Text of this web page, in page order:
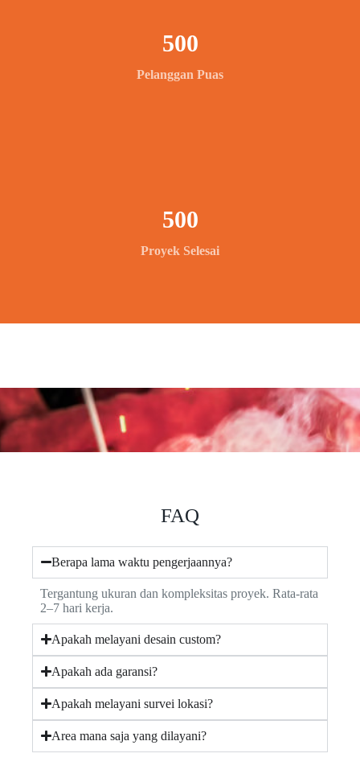
Pelanggan Puas
500
Proyek Selesai
500
FAQ
Berapa lama waktu pengerjaannya?
Tergantung ukuran dan kompleksitas proyek. Rata-rata
2–7 hari kerja.
Apakah melayani desain custom?
Apakah ada garansi?
Apakah melayani survei lokasi?
Area mana saja yang dilayani?